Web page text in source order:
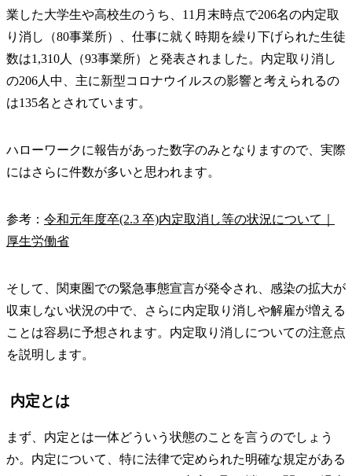
業した大学生や高校生のうち、11月末時点で206名の内定取
り消し（80事業所）、仕事に就く時期を繰り下げられた生徒
数は1,310人（93事業所）と発表されました。内定取り消し
の206人中、主に新型コロナウイルスの影響と考えられるの
は135名とされています。
ハローワークに報告があった数字のみとなりますので、実際
にはさらに件数が多いと思われます。
参考： 令和元年度卒(2.3 卒)内定取消し等の状況について｜
厚生労働省
そして、関東圏での緊急事態宣言が発令され、感染の拡大が
収束しない状況の中で、さらに内定取り消しや解雇が増える
ことは容易に予想されます。内定取り消しについての注意点
を説明します。
内定とは
まず、内定とは一体どういう状態のことを言うのでしょう
か。内定について、特に法律で定められた明確な規定がある